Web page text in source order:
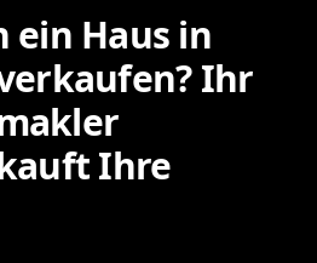
ein Haus in
Ihr
Ihre